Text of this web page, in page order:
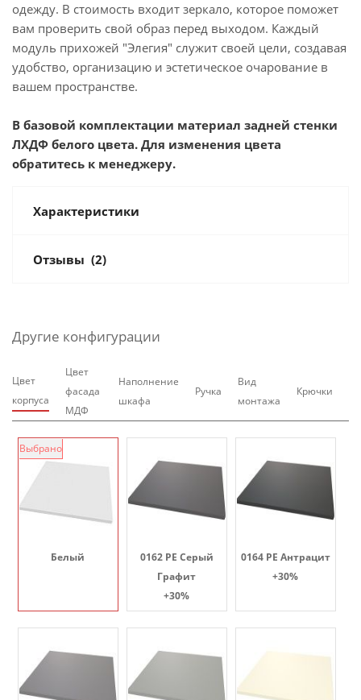
одежду. В стоимость входит зеркало, которое поможет
вам проверить свой образ перед выходом. Каждый
модуль прихожей "Элегия" служит своей цели, создавая
удобство, организацию и эстетическое очарование в
вашем пространстве.
В базовой комплектации материал задней стенки
ЛХДФ белого цвета. Для изменения цвета
обратитесь к менеджеру.
Характеристики
Отзывы (2)
Другие конфигурации
Цвет
корпуса
Цвет
фасада
МДФ
Наполнение
шкафа
Ручка
Вид
монтажа
Крючки
Белый
Выбрано
0162 PE Серый
Графит
+30%
0164 PE Антрацит
+30%